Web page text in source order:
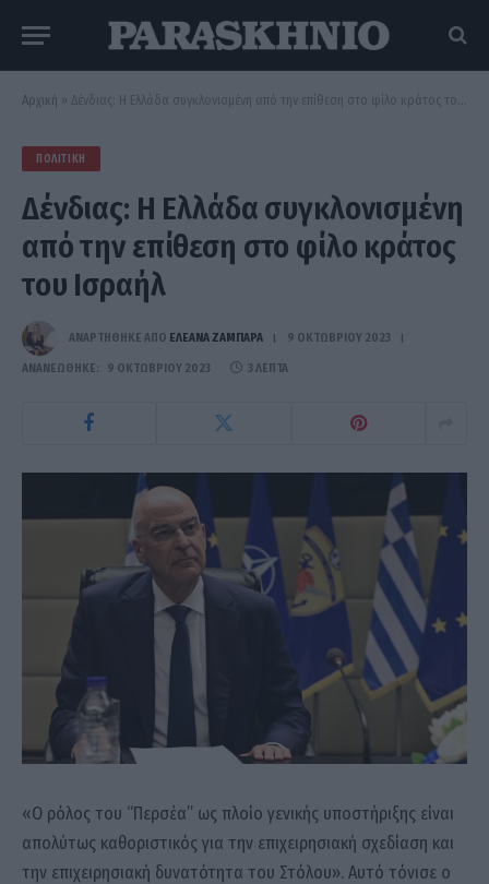
Αρχική » Δένδιας: Η Ελλάδα συγκλονισμένη από την επίθεση στο φίλο κράτος του Ισραήλ
ΠΟΛΙΤΙΚΉ
Δένδιας: Η Ελλάδα συγκλονισμένη
από την επίθεση στο φίλο κράτος
του Ισραήλ
ΑΝΑΡΤΗΘΗΚΕ ΑΠΟ ΕΛΕΑΝΑ ΖΑΜΠΑΡΑ 9 ΟΚΤΩΒΡΊΟΥ 2023
ΑΝΑΝΕΏΘΗΚΕ: 9 ΟΚΤΩΒΡΊΟΥ 2023 3 ΛΕΠΤΆ
«Ο ρόλος του “Περσέα” ως πλοίο γενικής υποστήριξης είναι
απολύτως καθοριστικός για την επιχειρησιακή σχεδίαση και
την επιχειρησιακή δυνατότητα του Στόλου». Αυτό τόνισε ο